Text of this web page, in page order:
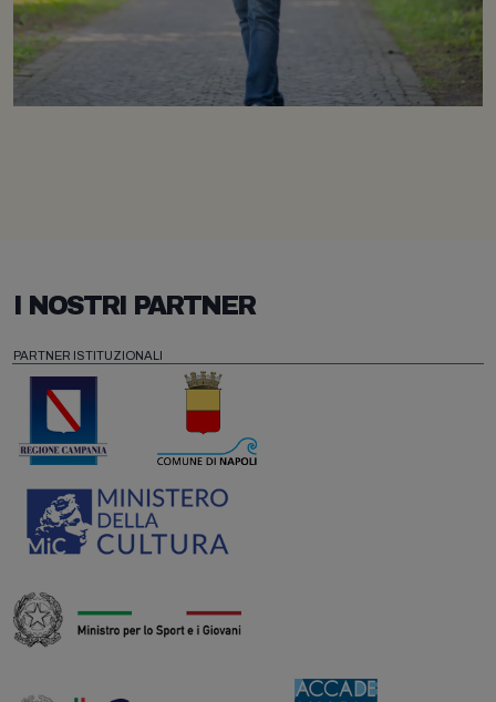
I NOSTRI PARTNER
PARTNER ISTITUZIONALI